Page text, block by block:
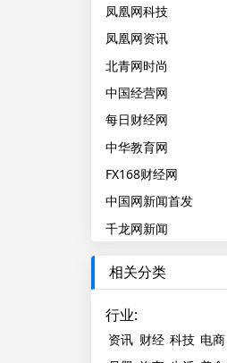
凤凰网科技
凤凰网资讯
北青网时尚
中国经营网
每日财经网
中华教育网
FX168财经网
中国网新闻首发
千龙网新闻
相关分类
行业:
资讯 财经 科技 电商